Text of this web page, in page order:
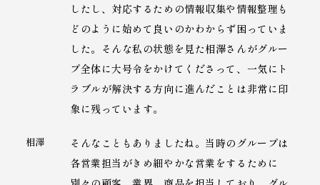
したし、対応するための情報収集や情報整理も
どのように始めて良いのかわからず困っていま
した。そんな私の状態を見た相澤さんがグルー
プ全体に大号令をかけてくださって、一気にト
ラブルが解決する方向に進んだことは非常に印
象に残っています。
相澤
そんなこともありましたね。当時のグループは
各営業担当がきめ細やかな営業をするために